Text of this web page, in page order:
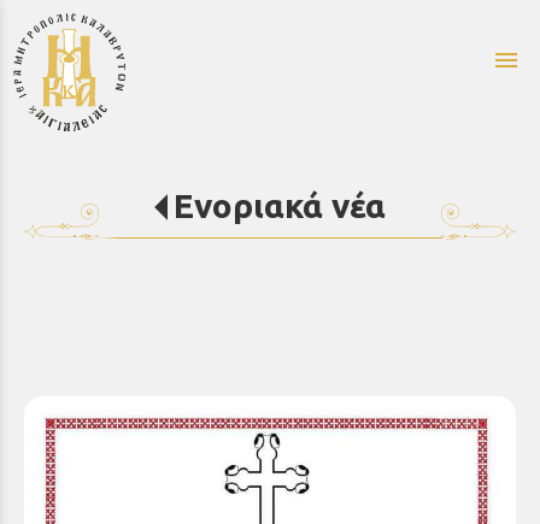
menu
Ενοριακά νέα